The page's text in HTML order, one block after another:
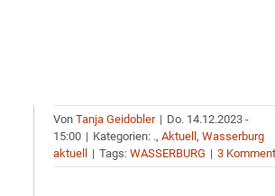
VonTanja Geidobler | Do. 14.12.2023 -
15:00 | Kategorien: .,Aktuell,Wasserburg
aktuell
| Tags:WASSERBURG | 3